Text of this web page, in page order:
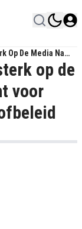
Op De Media Na
Boek Overop de
voor